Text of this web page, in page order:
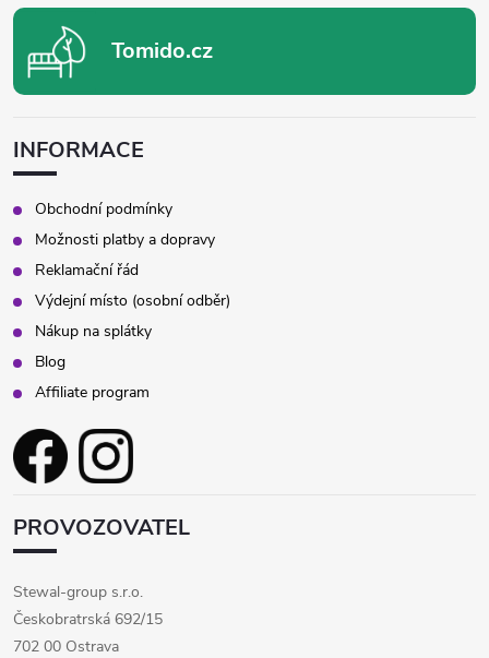
Tomido.cz
INFORMACE
Obchodní podmínky
Možnosti platby a dopravy
Reklamační řád
Výdejní místo (osobní odběr)
Nákup na splátky
Blog
Affiliate program
PROVOZOVATEL
Stewal-group s.r.o.
Českobratrská 692/15
702 00 Ostrava